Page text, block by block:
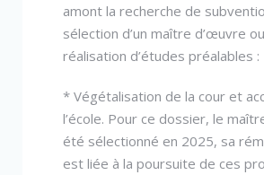
amont la recherche de
sélection d’un maître d’œuvre
réalisation d’études préalables :
* Végétalisation de la cour et
l’école. Pour ce dossier, le
été sélectionné en 2025, sa
est liée à la poursuite de ces